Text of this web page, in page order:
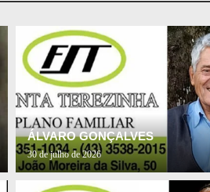
ÁLVARO GONÇALVES
30 de julho de 2026